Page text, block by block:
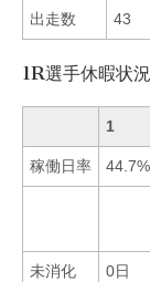
出走数 43
1R選手休暇状
1
稼働日率 44.7%
未消化 0日